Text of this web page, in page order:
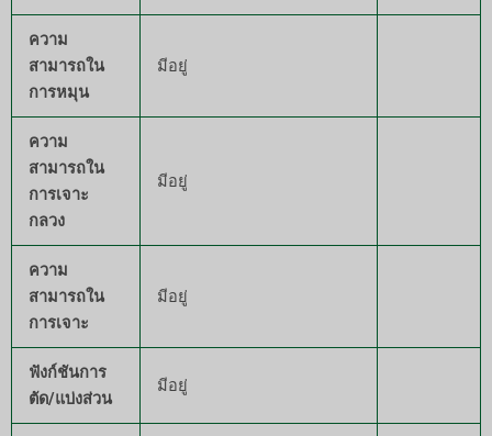
ความ
สามารถใน
การหมุน
มีอยู่
ความ
สามารถใน
การเจาะ
กลวง
มีอยู่
ความ
สามารถใน
การเจาะ
มีอยู่
ฟังก์ชันการ
ตัด/แบ่งส่วน
มีอยู่